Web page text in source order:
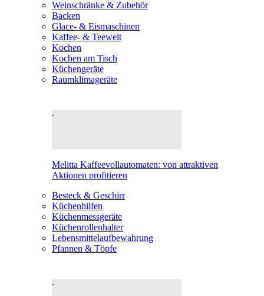
Weinschränke & Zubehör
Backen
Glace- & Eismaschinen
Kaffee- & Teewelt
Kochen
Kochen am Tisch
Küchengeräte
Raumklimageräte
Melitta Kaffeevollautomaten: von attraktiven
Aktionen profitieren
Besteck & Geschirr
Küchenhilfen
Küchenmessgeräte
Küchenrollenhalter
Lebensmittelaufbewahrung
Pfannen & Töpfe